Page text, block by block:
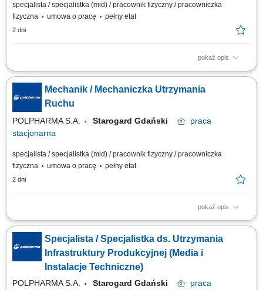
specjalista / specjalistka (mid) / pracownik fizyczny / pracowniczka
fizyczna
umowa o pracę pełny etat
2 dni
pokaż opis
Twój zakres obowiązków: Zapewnienie ciągłej sprawności i
odpowiedniego stanu technicznego maszyn, urządzeń, instalacji i
systemów automatyki; Przeprowadzanie koniecznych napraw,
konserwacji, Przeprowadzanie przeglądów, regularnych kontroli urządzeń
i maszyn; Wykonywanie przydzielonych...
Mechanik / Mechaniczka Utrzymania
Ruchu
POLPHARMA S.A. Starogard Gdański
praca
stacjonarna
specjalista / specjalistka (mid) / pracownik fizyczny / pracowniczka
fizyczna
umowa o pracę pełny etat
2 dni
pokaż opis
Zakres obowiązków: Zapewnienie ciągłej sprawności technicznej
maszyn, urządzeń oraz infrastruktury produkcyjnej. Realizacja bieżących
napraw, przeglądów i prac konserwacyjnych. Monitorowanie pracy
instalacji automatyki, elektrycznych oraz systemów kontrolno-
pomiarowych. Wykonywanie...
Specjalista / Specjalistka ds. Utrzymania
Infrastruktury Produkcyjnej (Media i
Instalacje Techniczne)
POLPHARMA S.A. Starogard Gdański
praca